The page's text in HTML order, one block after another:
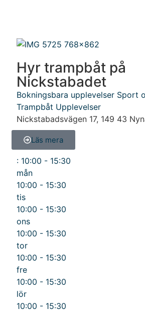
Hyr trampbåt på
Nickstabadet
Bokningsbara upplevelser Sport
Trampbåt Upplevelser
Nickstabadsvägen 17, 149 43
Läs mera
: 10:00 - 15:30
mån
10:00 - 15:30
tis
10:00 - 15:30
ons
10:00 - 15:30
tor
10:00 - 15:30
fre
10:00 - 15:30
lör
10:00 - 15:30